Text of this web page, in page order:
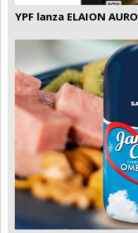
YPF lanza ELAION AURO